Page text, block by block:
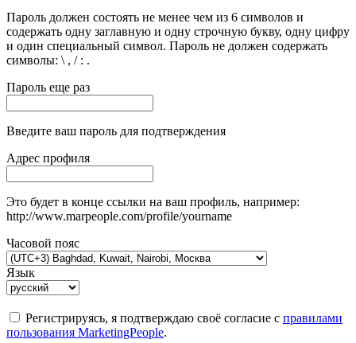
Пароль должен состоять не менее чем из 6 символов и
содержать одну заглавную и одну строчную букву, одну цифру
и один специальный символ. Пароль не должен содержать
символы: \ , / : .
Пароль еще раз
Введите ваш пароль для подтверждения
Адрес профиля
Это будет в конце ссылки на ваш профиль, например:
http://www.marpeople.com/profile/yourname
Часовой пояс
Язык
Регистрируясь, я подтверждаю своё согласие с правилами
пользования MarketingPeople.